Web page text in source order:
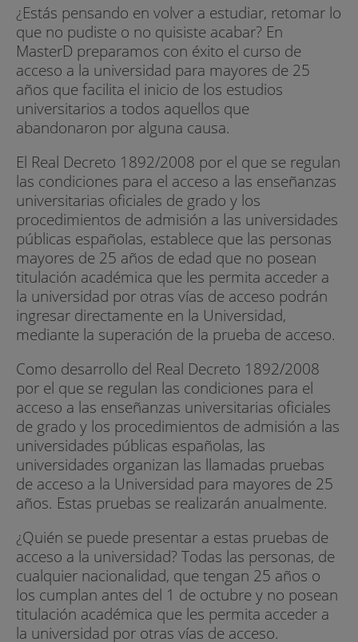
¿Estás pensando en volver a estudiar, retomar lo
que no pudiste o no quisiste acabar? En
MasterD preparamos con éxito el curso de
acceso a la universidad para mayores de 25
años que facilita el inicio de los estudios
universitarios a todos aquellos que
abandonaron por alguna causa.
El Real Decreto 1892/2008 por el que se regulan
las condiciones para el acceso a las enseñanzas
universitarias oficiales de grado y los
procedimientos de admisión a las universidades
públicas españolas, establece que las personas
mayores de 25 años de edad que no posean
titulación académica que les permita acceder a
la universidad por otras vías de acceso podrán
ingresar directamente en la Universidad,
mediante la superación de la prueba de acceso.
Como desarrollo del Real Decreto 1892/2008
por el que se regulan las condiciones para el
acceso a las enseñanzas universitarias oficiales
de grado y los procedimientos de admisión a las
universidades públicas españolas, las
universidades organizan las llamadas pruebas
de acceso a la Universidad para mayores de 25
años. Estas pruebas se realizarán anualmente.
¿Quién se puede presentar a estas pruebas de
acceso a la universidad? Todas las personas, de
cualquier nacionalidad, que tengan 25 años o
los cumplan antes del 1 de octubre y no posean
titulación académica que les permita acceder a
la universidad por otras vías de acceso.